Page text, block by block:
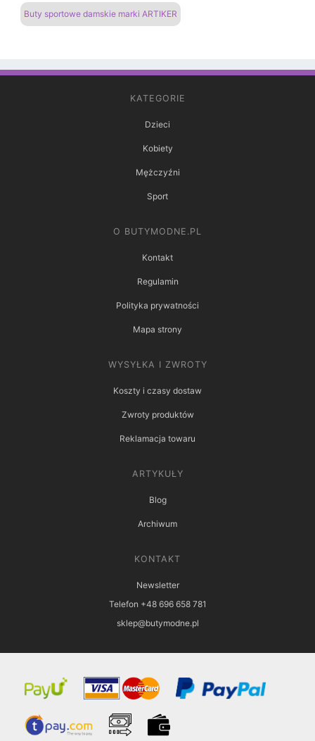
Buty sportowe damskie marki ARTIKER
KATEGORIE
Dzieci
Kobiety
Mężczyźni
Sport
O BUTYMODNE.PL
Kontakt
Regulamin
Polityka prywatności
Mapa strony
WYSYŁKA I ZWROTY
Koszty i czasy dostaw
Zwroty produktów
Reklamacja towaru
ARTYKUŁY
Blog
Archiwum
KONTAKT
Newsletter
Telefon +48 696 658 781
sklep@butymodne.pl